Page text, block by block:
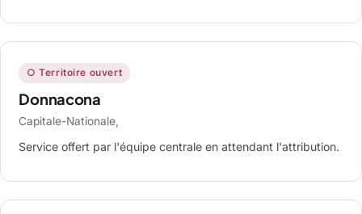
○ Territoire ouvert
Donnacona
Capitale-Nationale,
Service offert par l'équipe centrale en attendant l'attribution.